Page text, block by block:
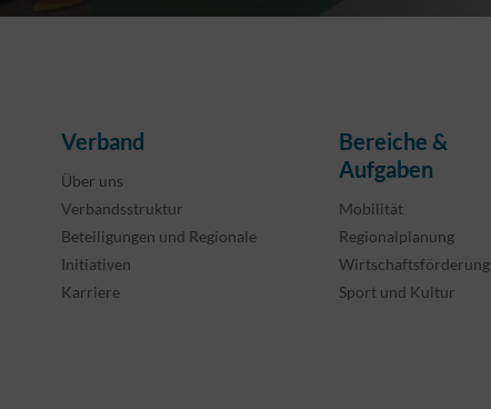
Verband
Über uns
Verbandsstruktur
Beteiligungen und Regionale
Initiativen
Karriere
Bereiche &
Aufgaben
Mobilität
Regionalplanung
Wirtschaftsförderung
Sport und Kultur